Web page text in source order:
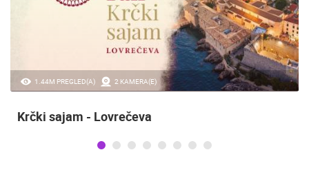
1.44M PREGLED(A) 2 KAMERA(E)
Krčki sajam - Lovrečeva